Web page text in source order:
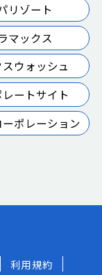
リゾート
マックス
ウォッシュ
ートサイト
ポレーション
利用規約